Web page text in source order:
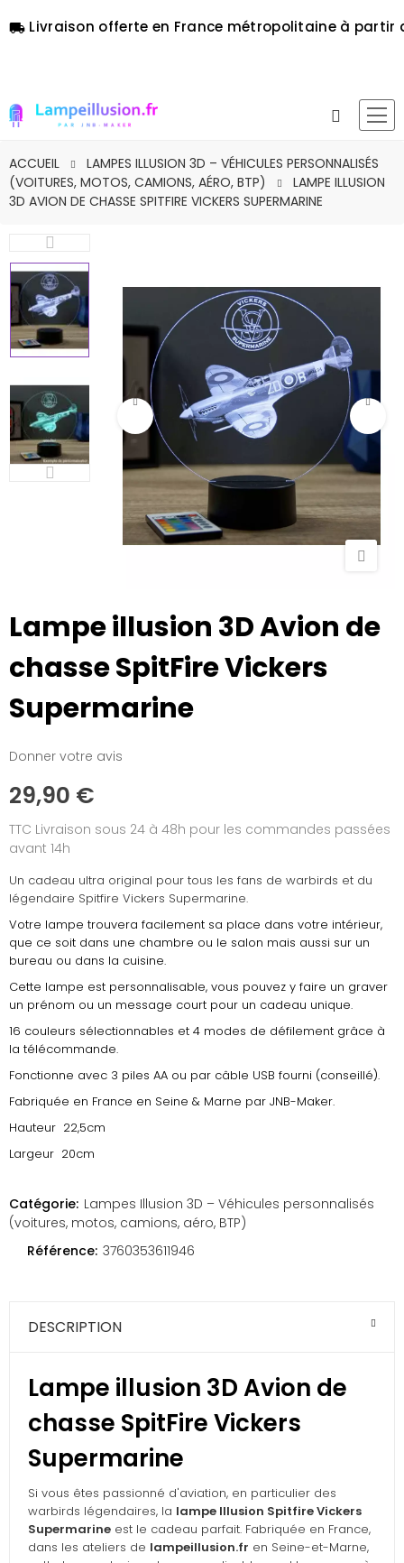
local_shipping Livraison offerte en France métropolitaine à partir
ACCUEIL
LAMPES ILLUSION 3D – VÉHICULES PERSONNALISÉS
(VOITURES, MOTOS, CAMIONS, AÉRO, BTP)
LAMPE ILLUSION
3D AVION DE CHASSE SPITFIRE VICKERS SUPERMARINE
Lampe illusion 3D Avion de
chasse SpitFire Vickers
Supermarine
Donner votre avis
29,90 €
TTC Livraison sous 24 à 48h pour les commandes passées
avant 14h
Un cadeau ultra original pour tous les fans de warbirds et du
légendaire Spitfire Vickers Supermarine.
Votre lampe trouvera facilement sa place dans votre intérieur,
que ce soit dans une chambre ou le salon mais aussi sur un
bureau ou dans la cuisine.
Cette lampe est personnalisable, vous pouvez y faire un graver
un prénom ou un message court pour un cadeau unique.
16 couleurs sélectionnables et 4 modes de défilement grâce à
la télécommande.
Fonctionne avec 3 piles AA ou par câble USB fourni (conseillé).
Fabriquée en France en Seine & Marne par JNB-Maker.
Hauteur 22,5cm
Largeur 20cm
Catégorie: Lampes Illusion 3D – Véhicules personnalisés
(voitures, motos, camions, aéro, BTP)
Référence: 3760353611946
DESCRIPTION
Lampe illusion 3D Avion de
chasse SpitFire Vickers
Supermarine
Si vous êtes passionné d'aviation, en particulier des
warbirds légendaires, la lampe Illusion Spitfire Vickers
Supermarine est le cadeau parfait. Fabriquée en France,
dans les ateliers de lampeillusion.fr en Seine-et-Marne,